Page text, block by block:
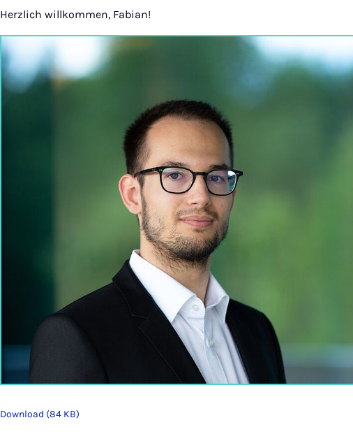
Herzlich willkommen, Fabian!
Download (84 KB)